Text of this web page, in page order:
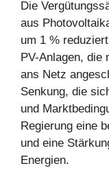
Die
aus
um 1 %
PV-Anlagen, die
ans Netz
Senkung, die
und
Regierung eine
und eine
Energien.